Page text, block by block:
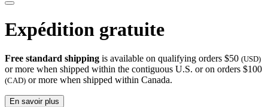
Expédition gratuite
Free standard shipping is available on qualifying orders $50 (USD)
or more when shipped within the contiguous U.S. or on orders $100
(CAD) or more when shipped within Canada.
En savoir plus